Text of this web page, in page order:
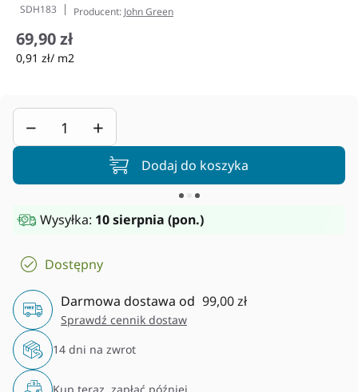
69,90 zł
0,91 zł/ m2
− +
Sprawdź cennik dostaw